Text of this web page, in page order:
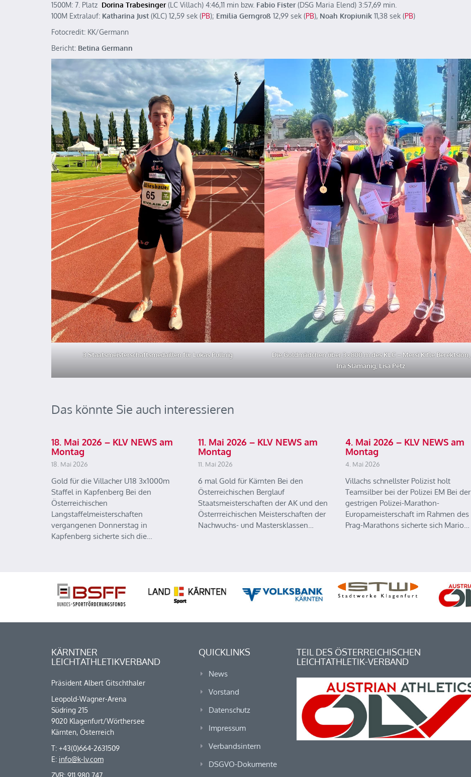
1500M: 7. Platz Dorina Trabesinger(LC Villach) 4:46,11 min bzw. Fabio Fister(DSG Maria Elend) 3:57,69 min.
100M Extralauf: Katharina Just (KLC) 12,59 sek (PB); Emilia Gerngroß 12,99 sek (PB), Noah Kropiunik 11,38 sek (PB)
Fotocredit: KK/Germann
Bericht: Betina Germann
3 Staatsmeisterschaftsmedaillen für Lukas Pullnig
Die Goldmädchen über 3×800 m des KLC – Mersi Kifle Berektsion,
Ina Slamanig, Lisa Petz
Das könnte Sie auch interessieren
18. Mai 2026 – KLV NEWS am
Montag
18. Mai 2026
Gold für die Villacher U18 3x1000m
Staffel in Kapfenberg Bei den
Österreichischen
Langstaffelmeisterschaften
vergangenen Donnerstag in
Kapfenberg sicherte sich die…
11. Mai 2026 – KLV NEWS am
Montag
11. Mai 2026
6 mal Gold für Kärnten Bei den
Österreichischen Berglauf
Staatsmeisterschaften der AK und den
Österrreichischen Meisterschaften der
Nachwuchs- und Mastersklassen…
4. Mai 2026 – KLV NEWS am
Montag
4. Mai 2026
Villachs schnellster Polizist holt
Teamsilber bei der Polizei EM Bei der
gestrigen Polizei-Marathon-
Europameisterschaft im Rahmen des
Prag-Marathons sicherte sich Mario…
KÄRNTNER
LEICHTATHLETIKVERBAND
Präsident Albert Gitschthaler
Leopold-Wagner-Arena
Südring 215
9020 Klagenfurt/Wörthersee
Kärnten, Österreich
T: +43(0)664-2631509
E: info@k-lv.com
ZVR: 911 980 747
QUICKLINKS
News
Vorstand
Datenschutz
Impressum
Verbandsintern
DSGVO-Dokumente
TEIL DES ÖSTERREICHISCHEN
LEICHTATHLETIK-VERBAND